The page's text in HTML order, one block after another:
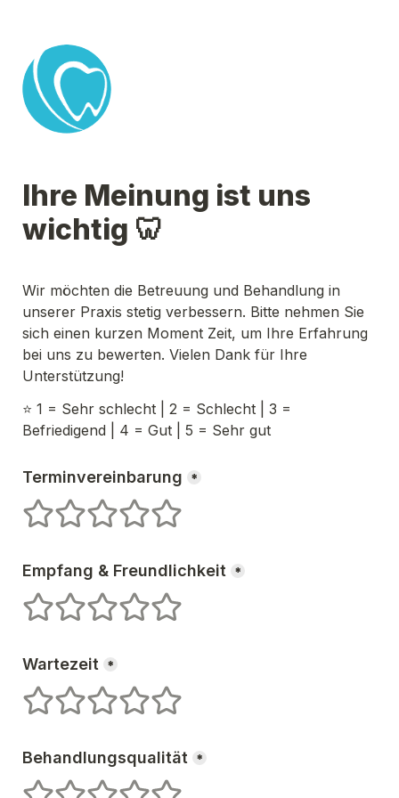
Ihre Meinung ist uns
wichtig 🦷
Wir möchten die Betreuung und Behandlung in
unserer Praxis stetig verbessern. Bitte nehmen Sie
sich einen kurzen Moment Zeit, um Ihre Erfahrung
bei uns zu bewerten. Vielen Dank für Ihre
Unterstützung!
⭐️ 1 = Sehr schlecht | 2 = Schlecht | 3 =
Befriedigend | 4 = Gut | 5 = Sehr gut
Terminvereinbarung *
1 Sterne2 Sterne3 Sterne4 Sterne5 Sterne
Empfang & Freundlichkeit *
1 Sterne2 Sterne3 Sterne4 Sterne5 Sterne
Wartezeit *
1 Sterne2 Sterne3 Sterne4 Sterne5 Sterne
Behandlungsqualität *
1 Sterne2 Sterne3 Sterne4 Sterne5 Sterne